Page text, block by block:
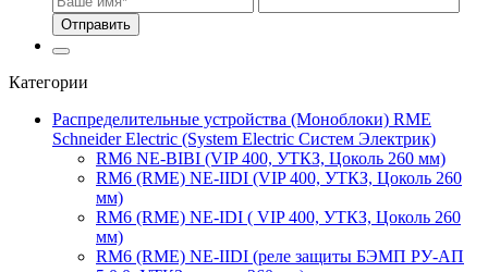
Отправить
Категории
Распределительные устройства (Моноблоки) RME
Schneider Electric (System Electric Систем Электрик)
RM6 NE-BIBI (VIP 400, УТКЗ, Цоколь 260 мм)
RM6 (RME) NE-IIDI (VIP 400, УТКЗ, Цоколь 260
мм)
RM6 (RME) NE-IDI ( VIP 400, УТКЗ, Цоколь 260
мм)
RM6 (RME) NE-IIDI (реле защиты БЭМП РУ-АП